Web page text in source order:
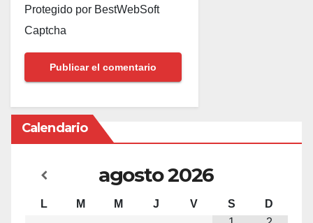
Protegido por BestWebSoft
Captcha
Calendario
agosto2026
L M M J V S
D